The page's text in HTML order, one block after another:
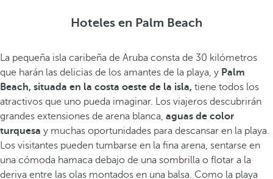
Hoteles en Palm Beach
La pequeña isla caribeña de Aruba consta de 30 kilómetros
que harán las delicias de los amantes de la playa, y Palm
Beach, situada en la costa oeste de la isla, tiene todos los
atractivos que uno pueda imaginar. Los viajeros descubrirán
grandes extensiones de arena blanca, aguas de color
turquesa y muchas oportunidades para descansar en la playa.
Los visitantes pueden tumbarse en la fina arena, sentarse en
una cómoda hamaca debajo de una sombrilla o flotar a la
deriva entre las olas montados en una balsa. Como la playa